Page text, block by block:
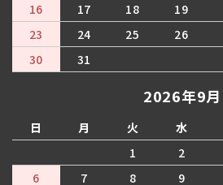
16
17 18 19
23
24 25 26
30
31
2026年9月
日 月 火 水
1
2
6
7 8 9